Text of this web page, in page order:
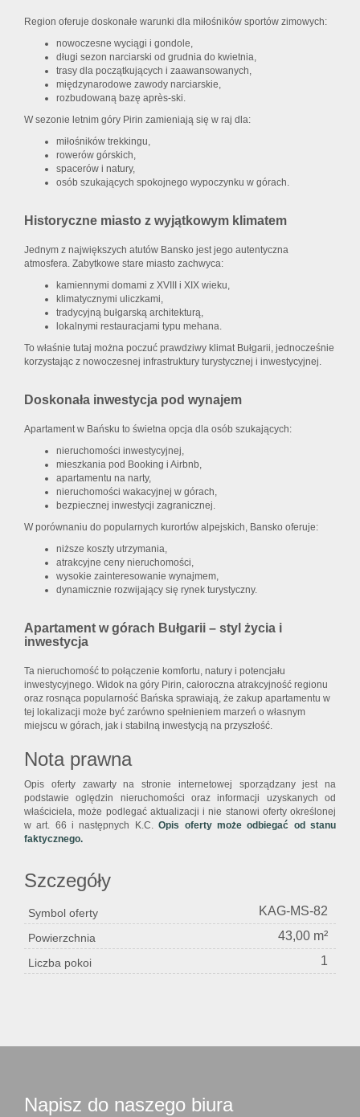
Region oferuje doskonałe warunki dla miłośników sportów zimowych:
nowoczesne wyciągi i gondole,
długi sezon narciarski od grudnia do kwietnia,
trasy dla początkujących i zaawansowanych,
międzynarodowe zawody narciarskie,
rozbudowaną bazę après-ski.
W sezonie letnim góry Pirin zamieniają się w raj dla:
miłośników trekkingu,
rowerów górskich,
spacerów i natury,
osób szukających spokojnego wypoczynku w górach.
Historyczne miasto z wyjątkowym klimatem
Jednym z największych atutów Bansko jest jego autentyczna
atmosfera. Zabytkowe stare miasto zachwyca:
kamiennymi domami z XVIII i XIX wieku,
klimatycznymi uliczkami,
tradycyjną bułgarską architekturą,
lokalnymi restauracjami typu mehana.
To właśnie tutaj można poczuć prawdziwy klimat Bułgarii, jednocześnie
korzystając z nowoczesnej infrastruktury turystycznej i inwestycyjnej.
Doskonała inwestycja pod wynajem
Apartament w Bańsku to świetna opcja dla osób szukających:
nieruchomości inwestycyjnej,
mieszkania pod Booking i Airbnb,
apartamentu na narty,
nieruchomości wakacyjnej w górach,
bezpiecznej inwestycji zagranicznej.
W porównaniu do popularnych kurortów alpejskich, Bansko oferuje:
niższe koszty utrzymania,
atrakcyjne ceny nieruchomości,
wysokie zainteresowanie wynajmem,
dynamicznie rozwijający się rynek turystyczny.
Apartament w górach Bułgarii – styl życia i
inwestycja
Ta nieruchomość to połączenie komfortu, natury i potencjału
inwestycyjnego. Widok na góry Pirin, całoroczna atrakcyjność regionu
oraz rosnąca popularność Bańska sprawiają, że zakup apartamentu w
tej lokalizacji może być zarówno spełnieniem marzeń o własnym
miejscu w górach, jak i stabilną inwestycją na przyszłość.
Nota prawna
Opis oferty zawarty na stronie internetowej sporządzany jest na
podstawie oględzin nieruchomości oraz informacji uzyskanych od
właściciela, może podlegać aktualizacji i nie stanowi oferty określonej
w art. 66 i następnych K.C.Opis oferty może odbiegać od stanu
faktycznego.
Szczegóły
Symbol oferty KAG-MS-82
Powierzchnia 43,00 m²
Liczba pokoi 1
Napisz do naszego biura